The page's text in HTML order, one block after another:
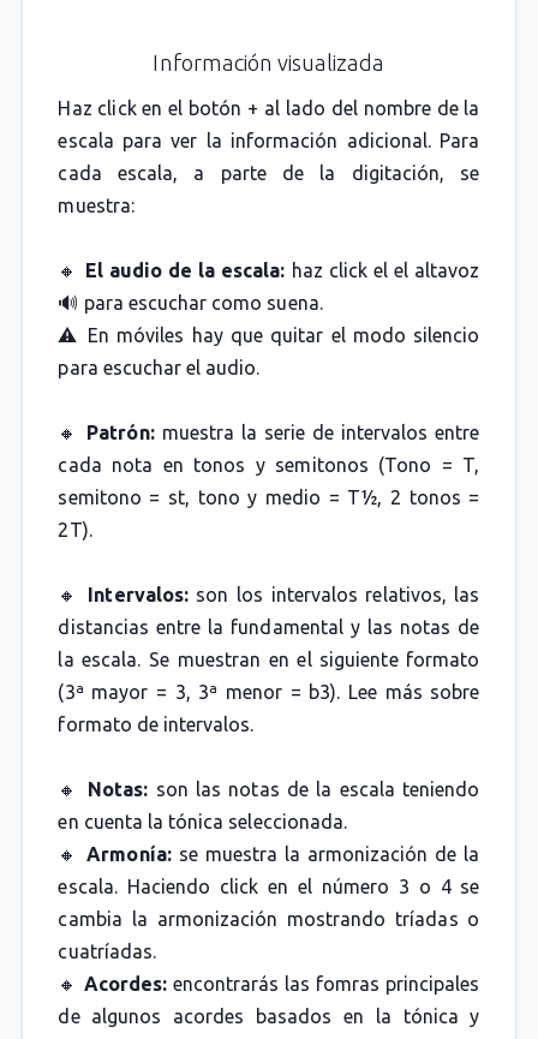
Información visualizada
Haz click en el botón + al lado del nombre de la
escala para ver la información adicional. Para
cada escala, a parte de la digitación, se
muestra:
🔸 El audio de la escala: haz click el el altavoz
🔊 para escuchar como suena.
⚠️ En móviles hay que quitar el modo silencio
para escuchar el audio.
🔸 Patrón:muestra la serie de intervalos entre
cada nota en tonos y semitonos (Tono = T,
semitono = st, tono y medio = T½, 2 tonos =
2T).
🔸 Intervalos:son los intervalos relativos, las
distancias entre la fundamental y las notas de
la escala. Se muestran en el siguiente formato
(3ª mayor = 3, 3ª menor = b3). Lee más sobre
formato de intervalos.
🔸 Notas: son las notas de la escala teniendo
en cuenta la tónica seleccionada.
🔸Armonía:se muestra la armonización de la
escala. Haciendo click en el número 3 o 4 se
cambia la armonización mostrando tríadas o
cuatríadas.
🔸 Acordes: encontrarás las fomras principales
de algunos acordes basados en la tónica y